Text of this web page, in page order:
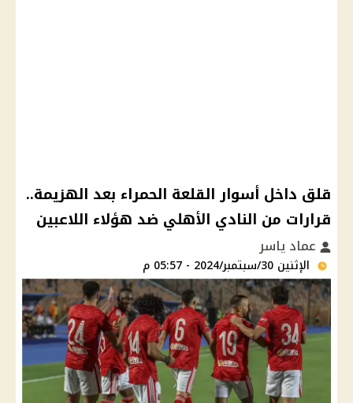
قلق داخل أسوار القلعة الحمراء بعد الهزيمة..
قرارات من النادي الأهلي ضد هؤلاء اللاعبين
عماد ياسر
الإثنين 30/سبتمبر/2024 - 05:57 م